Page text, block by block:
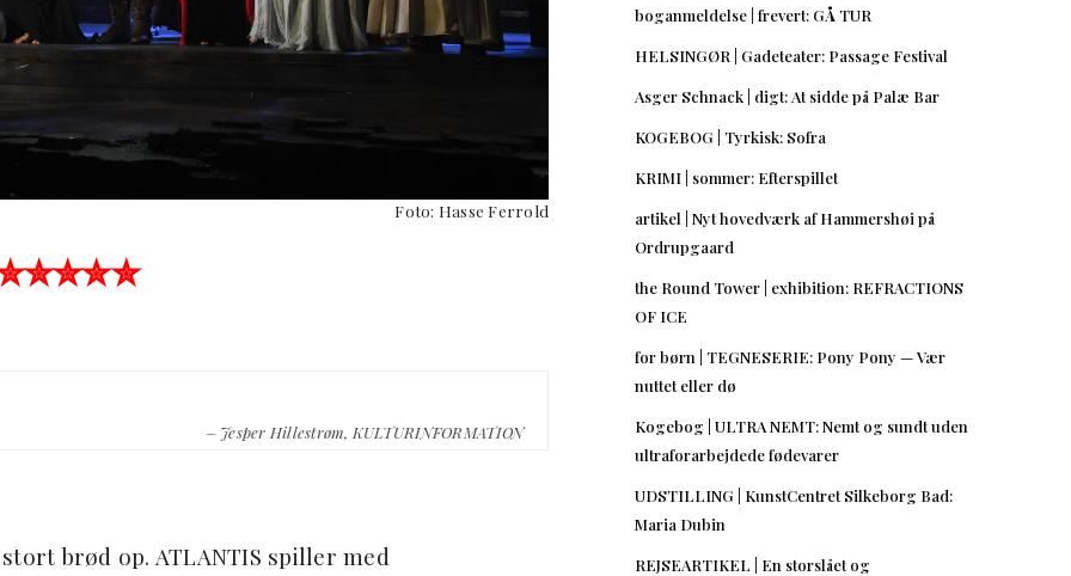
Foto: Hasse Ferrold
– Jesper Hillestrøm, KULTURINFORMATION
brød op. ATLANTIS spiller med
boganmeldelse | frevert: GÅ TUR
HELSINGØR | Gadeteater: Passage Festival
Asger Schnack | digt: At sidde på Palæ Bar
KOGEBOG | Tyrkisk: Sofra
KRIMI | sommer: Efterspillet
artikel | Nyt hovedværk af Hammershøi på
Ordrupgaard
the Round Tower | exhibition: REFRACTIONS
OF ICE
for børn | TEGNESERIE: Pony Pony — Vær
nuttet eller dø
Kogebog | ULTRA NEMT: Nemt og sundt uden
ultraforarbejdede fødevarer
UDSTILLING | KunstCentret Silkeborg Bad:
Maria Dubin
REJSEARTIKEL | En storslået og